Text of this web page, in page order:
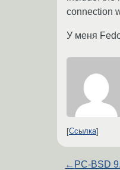
connection
У меня
Ссылка
← PC-BSD